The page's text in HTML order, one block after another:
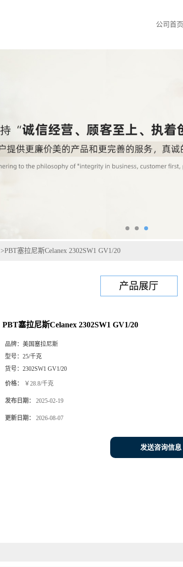
公司首页
>PBT塞拉尼斯Celanex 2302SW1 GV1/20
产品展厅
PBT塞拉尼斯Celanex 2302SW1 GV1/20
品牌： 美国塞拉尼斯
型号： 25/千克
货号： 2302SW1 GV1/20
价格： ￥28.8/千克
发布日期： 2025-02-19
更新日期： 2026-08-07
发送咨询信息